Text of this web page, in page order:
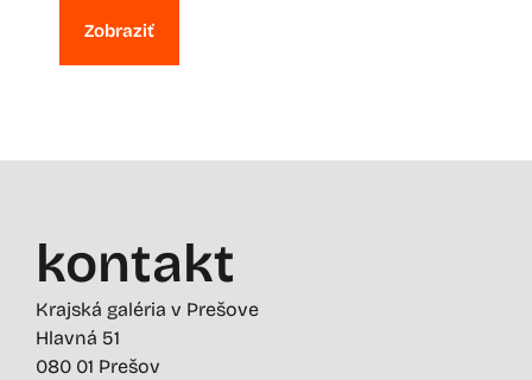
Zobraziť
kontakt
Krajská galéria v Prešove
Hlavná 51
080 01 Prešov